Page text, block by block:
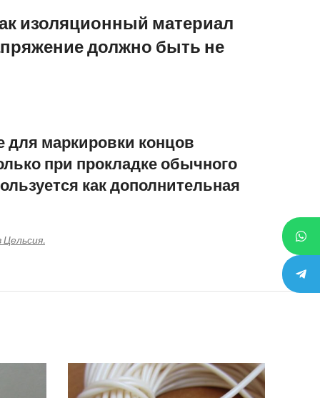
изоляционный материал
должно быть не
для маркировки концов
при прокладке обычного
как дополнительная